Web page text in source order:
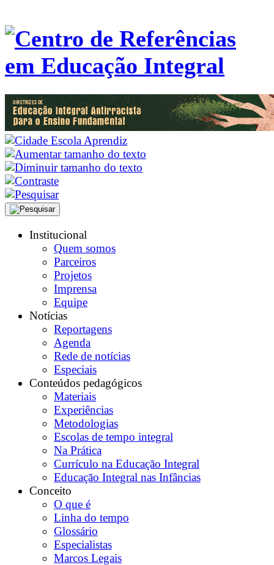
Institucional
Quem somos
Parceiros
Projetos
Imprensa
Equipe
Notícias
Reportagens
Agenda
Rede de notícias
Especiais
Conteúdos pedagógicos
Materiais
Experiências
Metodologias
Escolas de tempo integral
Na Prática
Currículo na Educação Integral
Educação Integral nas Infâncias
Conceito
O que é
Linha do tempo
Glossário
Especialistas
Marcos Legais